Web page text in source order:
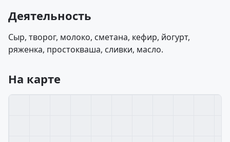
Деятельность
Сыр, творог, молоко, сметана, кефир, йогурт,
ряженка, простокваша, сливки, масло.
На карте